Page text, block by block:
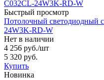
Быстрый просмотр
Потолочный светодиодный
24W3K-RD-W
Нет в наличии
4 256 руб./шт
5 320 руб.
Купить
Новинка